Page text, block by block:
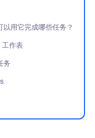
用它完成哪些任务？
您可以用它完成哪些任务？
作表工作表
务
重任务